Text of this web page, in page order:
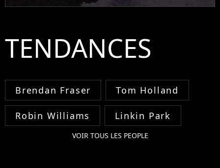
TENDANCES
Brendan Fraser Tom Holland
Robin Williams Linkin Park
VOIR TOUS LES PEOPLE